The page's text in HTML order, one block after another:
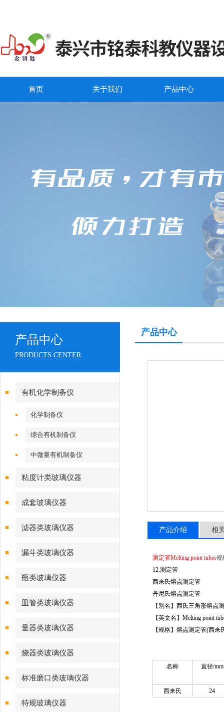
首页 关于我们 产品中心
产品中心
PRODUCTS CENTER
有机化学制备仪
化学制备仪
综合有机制备仪
中微量有机制备仪
粘度计类玻璃仪器
成套玻璃仪器
滤器类玻璃仪器
漏斗类玻璃仪器
瓶类玻璃仪器
皿管类玻璃仪器
量器类玻璃仪器
烧器类玻璃仪器
标准磨口类玻璃仪器
特规玻璃仪器
产品中心
产品介绍 相
测定管Melting point tubes规
12.测定管
西来氏熔点测定管
丹尼氏熔点测定管
【别名】西氏三角形熔点
【英文名】Melting point
【规格】熔点测定管(西
名称 直径/mm
西来氏 24